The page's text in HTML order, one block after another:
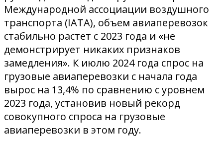
Международной ассоциации воздушного
транспорта (IATA), объем авиаперевозок
стабильно растет с 2023 года и «не
демонстрирует никаких признаков
замедления». К июлю 2024 года спрос на
грузовые авиаперевозки с начала года
вырос на 13,4% по сравнению с уровнем
2023 года, установив новый рекорд
совокупного спроса на грузовые
авиаперевозки в этом году.